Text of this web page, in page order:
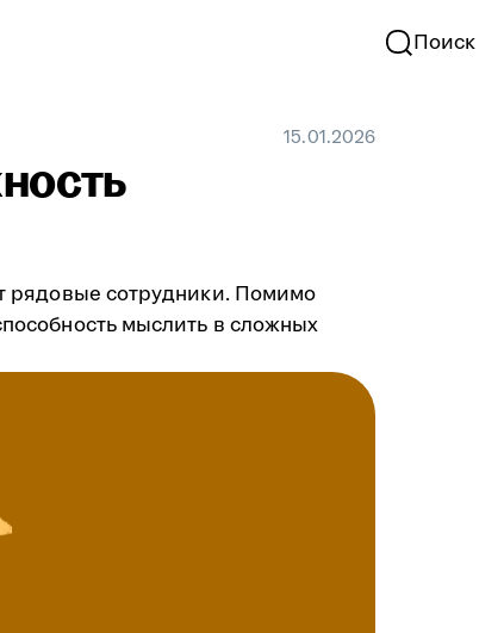
Поиск
15.01.2026
рядовые сотрудники. Помимо
мыслить в сложных